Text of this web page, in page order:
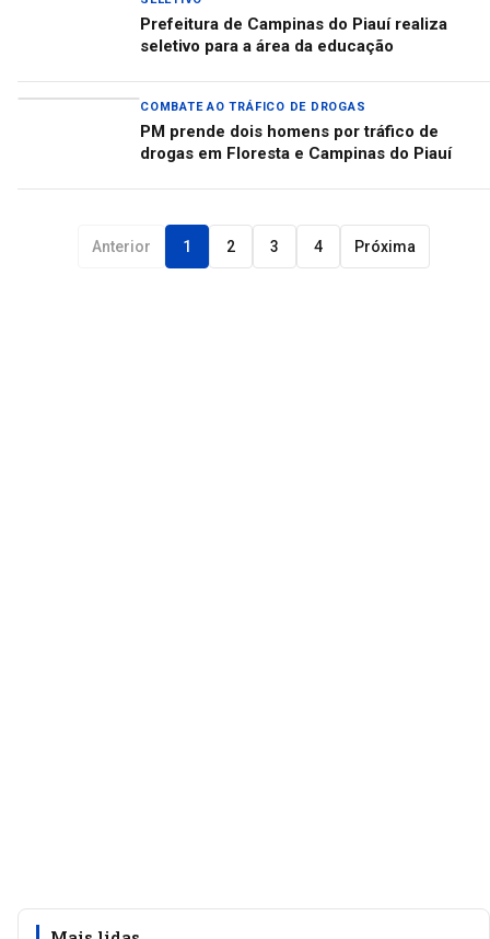
Prefeitura de Campinas do Piauí realiza
seletivo para a área da educação
COMBATE AO TRÁFICO DE DROGAS
PM prende dois homens por tráfico de
drogas em Floresta e Campinas do Piauí
Anterior 1 2 3 4 Próxima